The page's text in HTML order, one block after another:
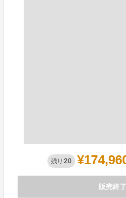
残り 20
販売終了